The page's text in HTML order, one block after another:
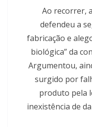
Ao recorrer,
defendeu a
fabricação e
biológica” da
Argumentou,
surgido por
produto pela
inexistência de